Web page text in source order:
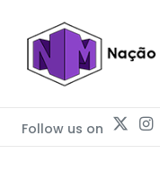
Follow us on